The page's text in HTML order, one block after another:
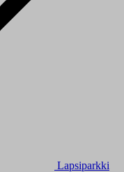
Lapsiparkki